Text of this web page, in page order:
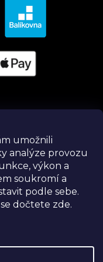
umožnili
analýze provozu
výkon a
soukromí a
podle sebe.
dočtete zde.